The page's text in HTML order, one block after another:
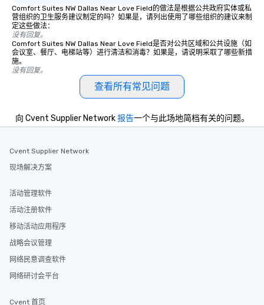
Comfort Suites NW Dallas Near Love Field的做法是根据公共政府实体或私
营组织的卫生服务建议制定的吗？如果是，请列出使用了哪些组织的建议来制
定这些做法：
没有回复。
Comfort Suites NW Dallas Near Love Field是否对公共区域和公共设施（如
会议室、餐厅、电梯站等）进行清洁和消毒？如果是，请说明采取了哪些新措
施。
没有回复。
查看所有常见问题
向 Cvent Supplier Network报告一个与此场地简档有关的问题。
Cvent Supplier Network
现场解决方案
活动管理软件
活动注册软件
移动活动应用程序
战略会议管理
网络民意调查软件
网络研讨会平台
Cvent 首页